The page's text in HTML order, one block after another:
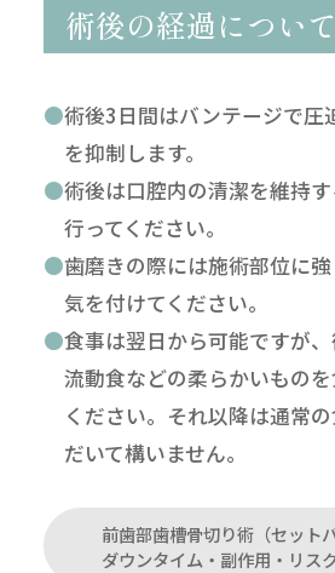
術後の経過について
術後3日間はバンテージで圧
を抑制します。
術後は口腔内の清潔を維持
行ってください。
歯磨きの際には施術部位に
気を付けてください。
食事は翌日から可能ですが
流動食などの柔らかいもの
ください。それ以降は通常
だいて構いません。
前歯部歯槽骨切り術（セット
ダウンタイム・副作用・リス